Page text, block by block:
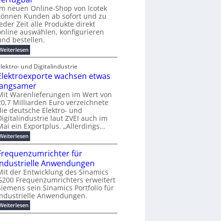
t
m
e
n
t
j
a
h
r
2
0
2
6
o
C
E
O
f
ü
r
S
t
r
m
e
b
i
s
2
5
A
n
e
t
f
ü
r
n
d
s
i
n
d
u
s
t
r
i
e
l
l
e
s
E
t
h
e
r
neuen Online-Shop von Icotek
Kunden ab sofort und zu
Zeit alle Produkte direkt
auswählen, konfigurieren
bestellen.
:
N
e
u
e
r
O
n
l
i
n
e
-
S
h
o
p
v
o
n
I
c
o
t
e
und Digitalindustrie
wachsen etwas
Warenlieferungen im Wert von
Milliarden Euro verzeichnete
deutsche Elektro- und
laut ZVEI auch im
ein Exportplus. „Allerdings…
:
E
e
k
t
r
o
e
x
p
o
für
Anwendungen
der Entwicklung des Sinamics
Frequenzumrichters erweitert
sein Sinamics Portfolio für
Anwendungen.
:
F